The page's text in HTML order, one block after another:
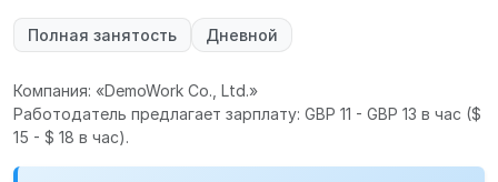
Полная занятость Дневной
Компания: «DemoWork Co., Ltd.»
Работодатель предлагает зарплату: GBP 11 - GBP 13 в час ($
15 - $ 18 в час).